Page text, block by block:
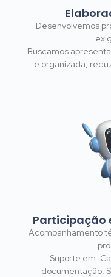
Desenvolvemos
Buscamos
e organizada,
Participação
Acompanhamento
Suporte em:
documentação,